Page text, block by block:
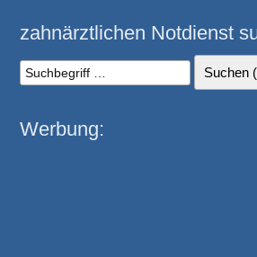
zahnärztlichen Notdienst
Werbung: